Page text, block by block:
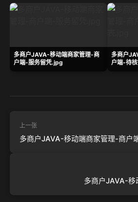
多商户JAVA-移动端商家管理-商
户端-服务留凭.jpg
多商户
户端-待
上一张
多商户JAVA-移动端商家管理-商户
多商户JAVA-